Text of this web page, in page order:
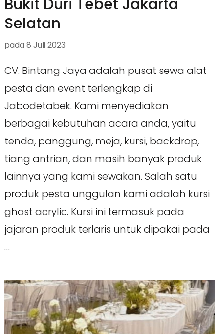
Bukit Duri Tebet Jakarta
Selatan
pada 8 Juli 2023
CV. Bintang Jaya adalah pusat sewa alat
pesta dan event terlengkap di
Jabodetabek. Kami menyediakan
berbagai kebutuhan acara anda, yaitu
tenda, panggung, meja, kursi, backdrop,
tiang antrian, dan masih banyak produk
lainnya yang kami sewakan. Salah satu
produk pesta unggulan kami adalah kursi
ghost acrylic. Kursi ini termasuk pada
jajaran produk terlaris untuk dipakai pada
…